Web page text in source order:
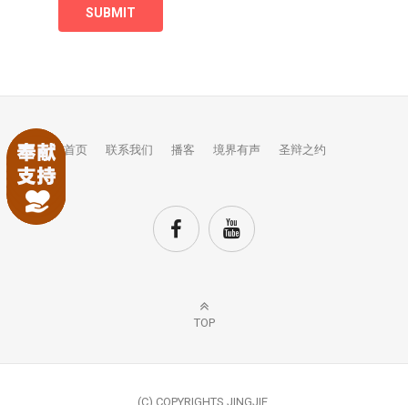
首页 联系我们 播客 境界有声 圣辩之约
TOP
(C) COPYRIGHTS JINGJIE.